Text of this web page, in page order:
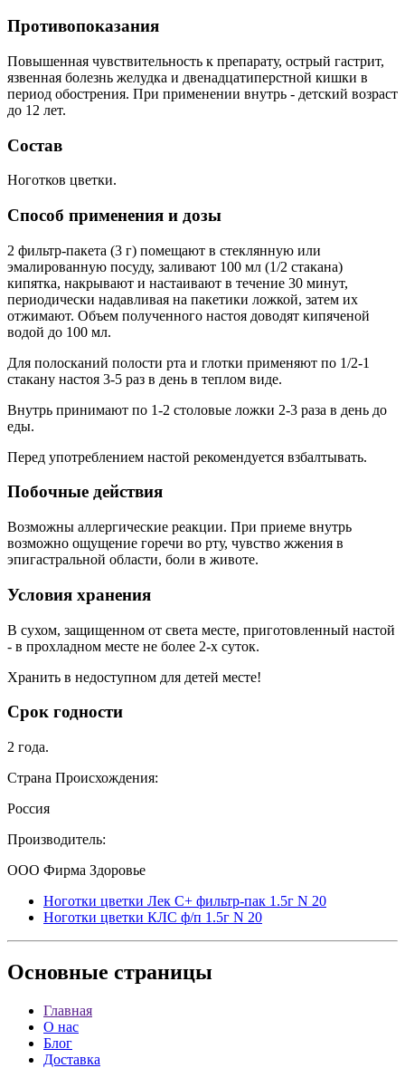
Противопоказания
Повышенная чувствительность к препарату, острый гастрит,
язвенная болезнь желудка и двенадцатиперстной кишки в
период обострения. При применении внутрь - детский возраст
до 12 лет.
Состав
Ноготков цветки.
Способ применения и дозы
2 фильтр-пакета (3 г) помещают в стеклянную или
эмалированную посуду, заливают 100 мл (1/2 стакана)
кипятка, накрывают и настаивают в течение 30 минут,
периодически надавливая на пакетики ложкой, затем их
отжимают. Объем полученного настоя доводят кипяченой
водой до 100 мл.
Для полосканий полости рта и глотки применяют по 1/2-1
стакану настоя 3-5 раз в день в теплом виде.
Внутрь принимают по 1-2 столовые ложки 2-3 раза в день до
еды.
Перед употреблением настой рекомендуется взбалтывать.
Побочные действия
Возможны аллергические реакции. При приеме внутрь
возможно ощущение горечи во рту, чувство жжения в
эпигастральной области, боли в животе.
Условия хранения
В сухом, защищенном от света месте, приготовленный настой
- в прохладном месте не более 2-х суток.
Хранить в недоступном для детей месте!
Срок годности
2 года.
Страна Происхождения:
Россия
Производитель:
ООО Фирма Здоровье
Ноготки цветки Лек С+ фильтр-пак 1.5г N 20
Ноготки цветки КЛС ф/п 1.5г N 20
Основные страницы
Главная
О нас
Блог
Доставка